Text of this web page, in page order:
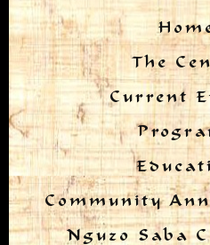
The
Current
Community
Nguzo Saba